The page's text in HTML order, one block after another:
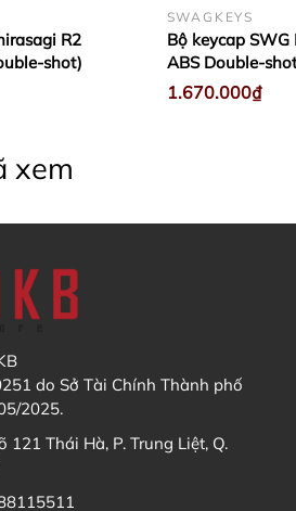
độ GB / Order thì xem ở đâu?
thì khi nào tôi phải thanh toán
sản phẩm vào Giỏ hàng, bạn hãy
thanh toán
trong
thức vận chuyển"
R2
shot)
SWAGKEYS
Bộ keycap SWG
ABS Double-
1.670.000₫
xem
do Sở Tài Chính Thành phố
2025.
121 Thái Hà, P. Trung Liệt, Q.